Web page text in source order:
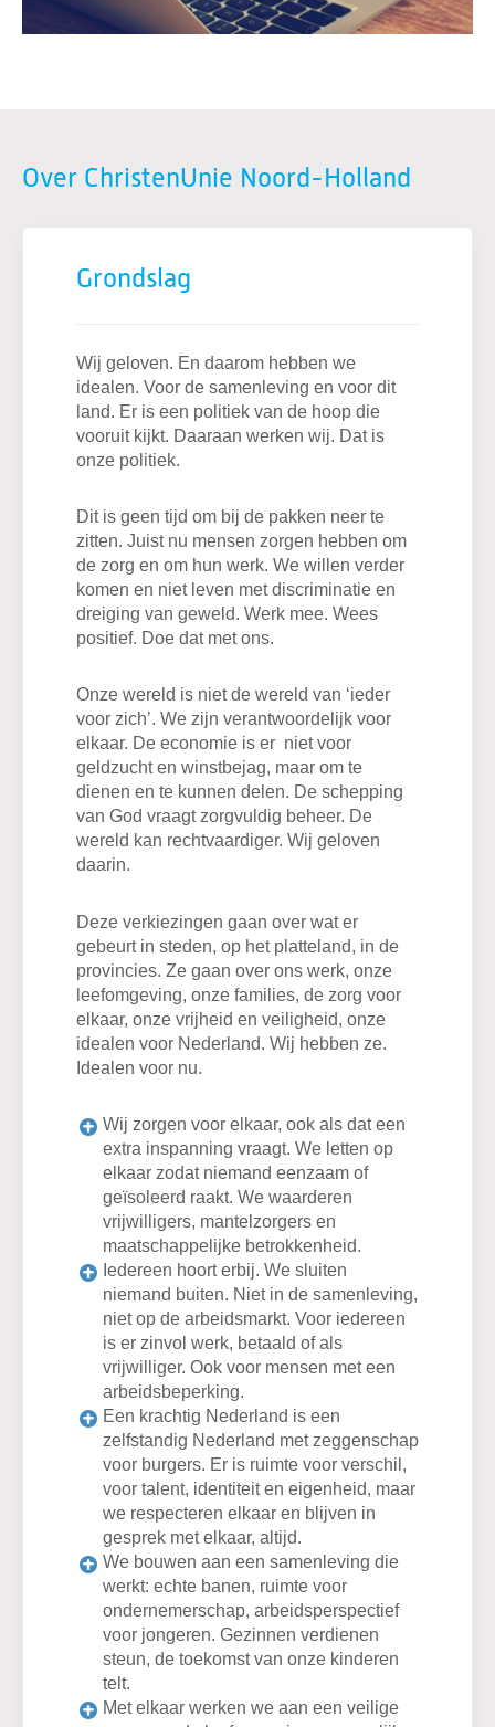
Over ChristenUnie Noord-Holland
Grondslag
Wij geloven. En daarom hebben we
idealen. Voor de samenleving en voor dit
land. Er is een politiek van de hoop die
vooruit kijkt. Daaraan werken wij. Dat is
onze politiek.
Dit is geen tijd om bij de pakken neer te
zitten. Juist nu mensen zorgen hebben om
de zorg en om hun werk. We willen verder
komen en niet leven met discriminatie en
dreiging van geweld. Werk mee. Wees
positief. Doe dat met ons.
Onze wereld is niet de wereld van ‘ieder
voor zich’. We zijn verantwoordelijk voor
elkaar. De economie is er niet voor
geldzucht en winstbejag, maar om te
dienen en te kunnen delen. De schepping
van God vraagt zorgvuldig beheer. De
wereld kan rechtvaardiger. Wij geloven
daarin.
Deze verkiezingen gaan over wat er
gebeurt in steden, op het platteland, in de
provincies. Ze gaan over ons werk, onze
leefomgeving, onze families, de zorg voor
elkaar, onze vrijheid en veiligheid, onze
idealen voor Nederland. Wij hebben ze.
Idealen voor nu.
Wij zorgen voor elkaar, ook als dat een
extra inspanning vraagt. We letten op
elkaar zodat niemand eenzaam of
geïsoleerd raakt. We waarderen
vrijwilligers, mantelzorgers en
maatschappelijke betrokkenheid.
Iedereen hoort erbij. We sluiten
niemand buiten. Niet in de samenleving,
niet op de arbeidsmarkt. Voor iedereen
is er zinvol werk, betaald of als
vrijwilliger. Ook voor mensen met een
arbeidsbeperking.
Een krachtig Nederland is een
zelfstandig Nederland met zeggenschap
voor burgers. Er is ruimte voor verschil,
voor talent, identiteit en eigenheid, maar
we respecteren elkaar en blijven in
gesprek met elkaar, altijd.
We bouwen aan een samenleving die
werkt: echte banen, ruimte voor
ondernemerschap, arbeidsperspectief
voor jongeren. Gezinnen verdienen
steun, de toekomst van onze kinderen
telt.
Met elkaar werken we aan een veilige